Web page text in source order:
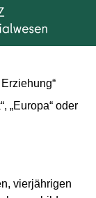
„Europa“ oder
vierjährigen